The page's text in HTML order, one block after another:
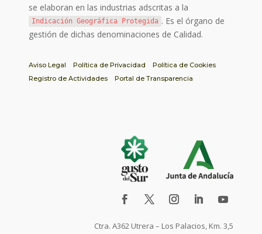
se elaboran en las industrias adscritas a la
Indicación Geográfica Protegida . Es el órgano de
gestión de dichas denominaciones de Calidad.
Aviso Legal Política de Privacidad
Política de Cookies
Registro de Actividades
Portal de Transparencia
Ctra. A362 Utrera – Los Palacios, Km. 3,5